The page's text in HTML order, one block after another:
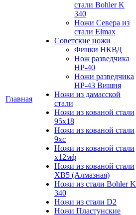
Главная
стали Bohler K
340
Ножи Севера из
стали Elmax
Советские ножи
Финки НКВД
Нож разведчика
НР-40
Ножи разведчика
НР-43 Вишня
Ножи из дамасской
стали
Ножи из кованой стали
95х18
Ножи из кованой стали
9хс
Ножи из кованой стали
х12мф
Ножи из кованой стали
ХВ5 (Алмазная)
Ножи из стали Bohler K
340
Ножи из стали D2
Ножи Пластунские